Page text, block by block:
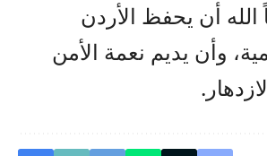
الله أن يحفظ الأردن
وأن يديم نعمة الأمن